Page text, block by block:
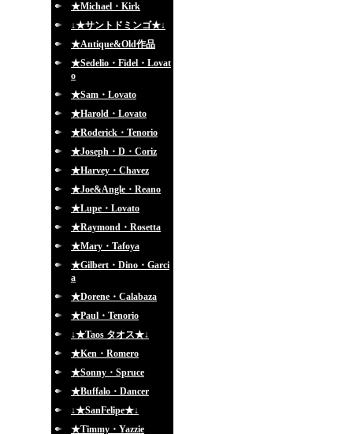
★Michael・Kirk
↓★サントドミンゴ★↓
★Antique&Old作品
★Sedelio・Fidel・Lovat
o
★Sam・Lovato
★Harold・Lovato
★Roderick・Tenorio
★Joseph・D・Coriz
★Harvey・Chavez
★Joe&Angle・Reano
★Lupe・Lovato
★Raymond・Rosetta
★Mary・Tafoya
★Gilbert・Dino・Garci
a
★Dorene・Calabaza
★Paul・Tenorio
↓★Taos タオス★↓
★Ken・Romero
★Sonny・Spruce
★Buffalo・Dancer
↓★SanFelipe★↓
★Timmy・Yazzie